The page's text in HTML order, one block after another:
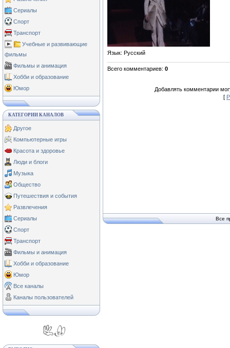
Сериалы
Спорт
Транспорт
Учебные и развивающие
фильмы
Фильмы и анимация
Хобби и образование
Юмор
КАТЕГОРИИ КАНАЛОВ
Другое
Компьютерные игры
Красота и здоровье
Люди и блоги
Музыка
Общество
Путешествия и события
Развлечения
Сериалы
Спорт
Транспорт
Фильмы и анимация
Хобби и образование
Юмор
Все каналы
Каналы пользователей
Язык: Русский
Всего комментариев: 0
Добавлять комментарии
[
Все